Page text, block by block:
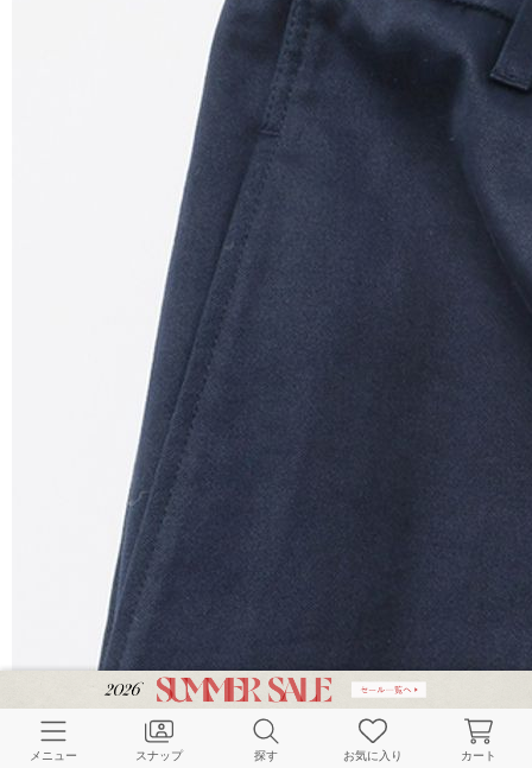
メニュー スナップ 探す お気に入り カート